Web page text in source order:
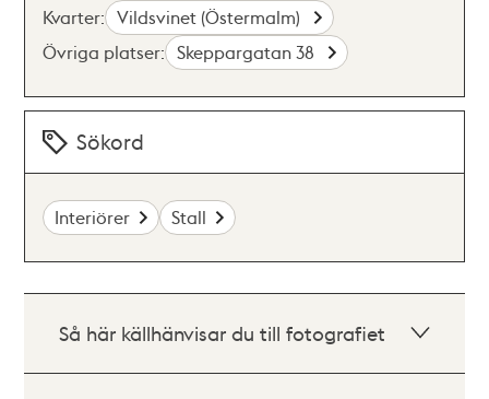
Kvarter: Vildsvinet (Östermalm)
Övriga platser: Skeppargatan 38
Sökord
Interiörer Stall
Så här källhänvisar du till fotografiet